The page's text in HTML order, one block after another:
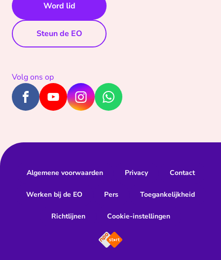
Word lid
Steun de EO
Volg ons op
Algemene voorwaarden Privacy Contact
Werken bij de EO Pers Toegankelijkheid
Richtlijnen Cookie-instellingen